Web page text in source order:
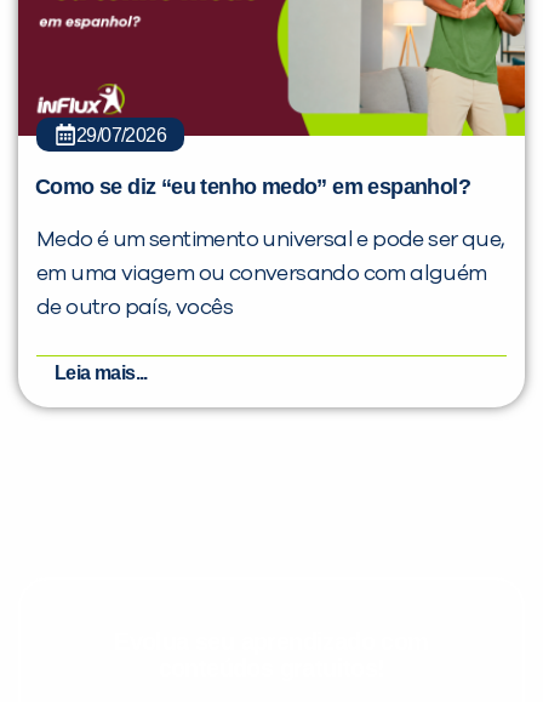
29/07/2026
Como se diz “eu tenho medo” em espanhol?
Medo é um sentimento universal e pode ser que,
em uma viagem ou conversando com alguém
de outro país, vocês
Leia mais...